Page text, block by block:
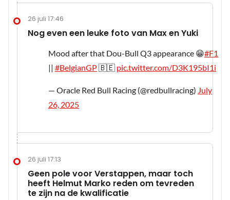
26 juli 17:46
Nog even een leuke foto van Max en Yuki
Mood after that Dou-Bull Q3 appearance 😁#F1
|| #BelgianGP🇧🇪 pic.twitter.com/D3K195bI1i
— Oracle Red Bull Racing (@redbullracing) July
26, 2025
26 juli 17:13
Geen pole voor Verstappen, maar toch
heeft Helmut Marko reden om tevreden
te zijn na de kwalificatie